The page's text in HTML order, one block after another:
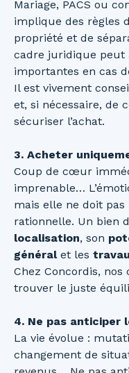
Mariage, PACS ou
implique des règles
propriété et de
cadre juridique peut
importantes en cas
Il est vivement
et, si nécessaire, de
sécuriser l’achat.
3. Acheter
Coup de cœur
imprenable…
mais elle ne doit pas
rationnelle. Un bien
localisation, son
généralet les
Chez Concordis,
trouver le juste
4. Ne pas anticiper
La vie évolue :
changement de